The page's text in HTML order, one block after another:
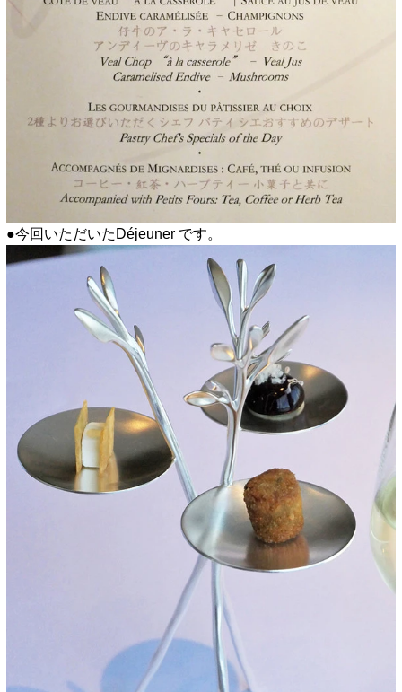
●今回いただいたDéjeuner です。